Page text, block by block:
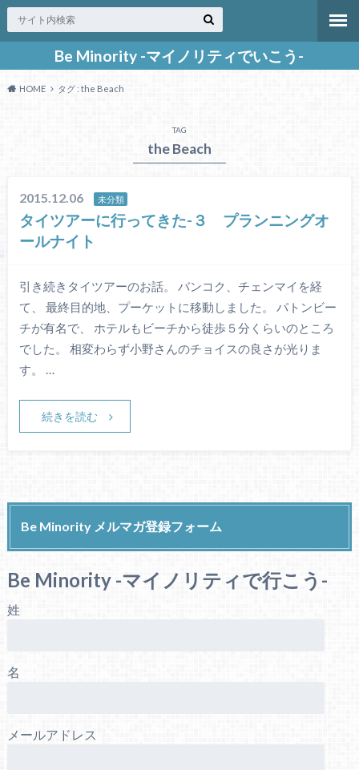
Be Minority -マイノリティでいこう-
HOME タグ : the Beach
TAG
the Beach
2015.12.06 未分類
タイツアーに行ってきた-３ プランニングオ
ールナイト
引き続きタイツアーのお話。 バンコク、チェンマイを経
て、 最終目的地、プーケットに移動しました。 パトンビー
チが有名で、 ホテルもビーチから徒歩５分くらいのところ
でした。 相変わらず小野さんのチョイスの良さが光りま
す。 …
続きを読む
Be Minority メルマガ登録フォーム
Be Minority -マイノリティで行こう-
姓
名
メールアドレス